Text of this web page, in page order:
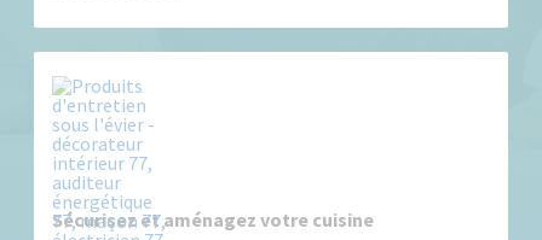
Sécurisez et aménagez votre cuisine